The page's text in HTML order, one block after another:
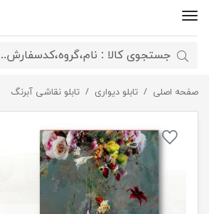
صفحه اصلی تابلو دیواری تابلو نقاشی آبرنگ تابلو هنری باغ خیال